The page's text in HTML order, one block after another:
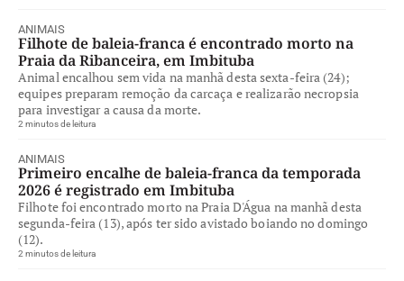
ANIMAIS
Filhote de baleia-franca é encontrado morto na
Praia da Ribanceira, em Imbituba
Animal encalhou sem vida na manhã desta sexta-feira (24);
equipes preparam remoção da carcaça e realizarão necropsia
para investigar a causa da morte.
2 minutos de leitura
ANIMAIS
Primeiro encalhe de baleia-franca da temporada
2026 é registrado em Imbituba
Filhote foi encontrado morto na Praia D'Água na manhã desta
segunda-feira (13), após ter sido avistado boiando no domingo
(12).
2 minutos de leitura